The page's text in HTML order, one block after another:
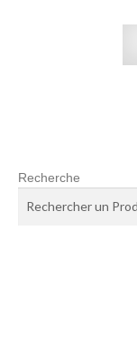
Recherche